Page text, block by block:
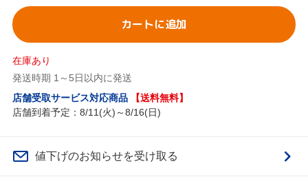
カートに追加
在庫あり
発送時期 1～5日以内に発送
店舗受取サービス対応商品
【送料無料】
店舗到着予定：8/11(火)～8/16(日)
値下げのお知らせを受け取る